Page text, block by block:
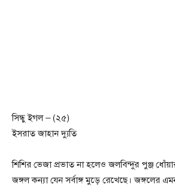
সিন্ধু ইগল – (২৫)
ইসরাত জাহান দ্যুতি
শিশির ভেজা প্রভাত না হলেও জলবিন্দুর পুঞ্জ
জঙ্গল কন্যা যেন সর্বাঙ্গ মুড়ে রেখেছে। জঙ্গলের